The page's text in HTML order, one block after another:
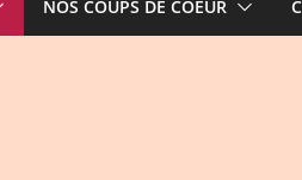
NOS COUPS DE COEUR